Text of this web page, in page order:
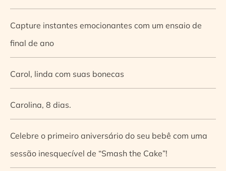
Capture instantes emocionantes com um ensaio de
final de ano
Carol, linda com suas bonecas
Carolina, 8 dias.
Celebre o primeiro aniversário do seu bebê com uma
sessão inesquecível de “Smash the Cake”!